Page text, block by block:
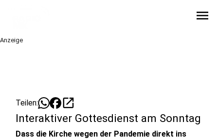
menu
Anzeige
Teilen: open_in_new
Interaktiver Gottesdienst am Sonntag
Dass die Kirche wegen der Pandemie direkt ins